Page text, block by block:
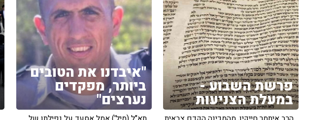
פרשת השבוע -
במעלת הצניעות
"איבדנו את הטובים
ביותר, מפקדים
נערצים"